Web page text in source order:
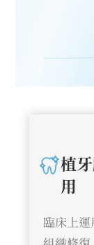
植
用
臨床上